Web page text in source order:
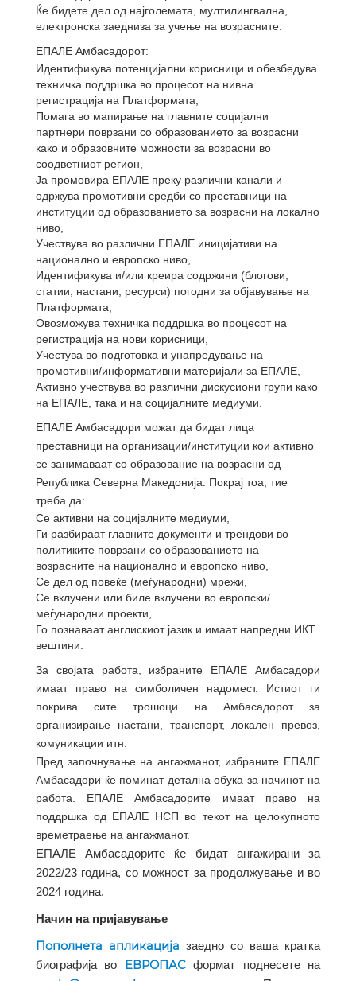
Ќе бидете дел од најголемата, мултилингвална,
електронска заедниза за учење на возрасните.
ЕПАЛЕ Амбасадорот:
Идентификува потенцијални корисници и обезбедува
техничка поддршка во процесот на нивна
регистрација на Платформата,
Помага во мапирање на главните социјални
партнери поврзани со образованието за возрасни
како и образовните можности за возрасни во
соодветниот регион,
Ја промовира ЕПАЛЕ преку различни канали и
одржува промотивни средби со преставници на
институции од образованието за возрасни на локално
ниво,
Учествува во различни ЕПАЛЕ иницијативи на
национално и европско ниво,
Идентификува и/или креира содржини (блогови,
статии, настани, ресурси) погодни за објавување на
Платформата,
Овозможува техничка поддршка во процесот на
регистрација на нови корисници
Учестува во подготовка и унапредување на
промотивни/информативни материјали за ЕПАЛЕ,
Активно учествува во различни дискусиони групи како
на ЕПАЛЕ, така и на социјалните медиуми.
ЕПАЛЕ Амбасадори можат да бидат лица
преставници на организации/институции кои активно
се занимаваат со образование на возрасни од
Република Северна Македонија. Покрај тоа, тие
треба да:
Се активни на социјалните медиуми,
Ги разбираат главните документи и трендови во
политиките поврзани со образованието на
возрасните на национално и европско ниво,
Се дел од повеќе (меѓународни) мрежи,
Се вклучени или биле вклучени во европски/
меѓународни проекти,
Го познаваат англискиот јазик и имаат напредни ИКТ
вештини.
За својата работа, избраните ЕПАЛЕ Амбасадори
имаат право на симболичен надомест. Истиот ги
покрива сите трошоци на Амбасадорот за
организирање настани, транспорт, локален превоз,
комуникации итн.
Пред започнување на ангажманот, избраните ЕПАЛЕ
Амбасадори ќе поминат детална обука за начинот на
работа. ЕПАЛЕ Амбасадорите имаат право на
поддршка од ЕПАЛЕ НСП во текот на целокупното
времетраење на ангажманот.
ЕПАЛЕ Амбасадорите ќе бидат ангажирани за
2022/23 година, со можност за продолжување и во
2024 година.
Начин на пријавување
Пополнета апликација заедно со ваша кратка
биографија во ЕВРОПАСформат поднесете на